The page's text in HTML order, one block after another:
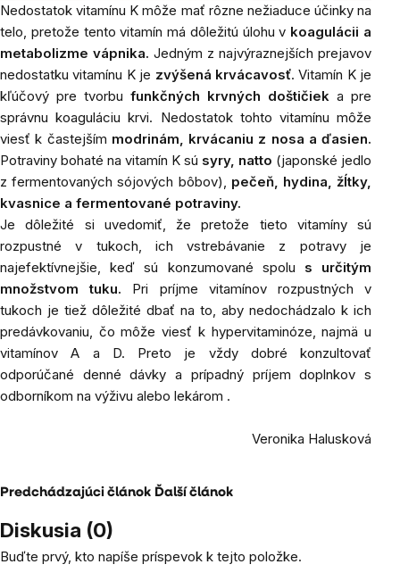
Nedostatokvitamínu K môže mať rôzne nežiaduce účinky na
telo, pretože tento vitamín má dôležitú úlohu v koagulácii a
metabolizme vápnika. Jedným z najvýraznejších prejavov
nedostatku vitamínu K je zvýšená krvácavosť. Vitamín K je
kľúčový pre tvorbu funkčných krvných doštičiek a pre
správnu koaguláciu krvi. Nedostatok tohto vitamínu môže
viesť k častejším modrinám, krvácaniu z nosa a ďasien.
Potraviny bohaté na vitamín K sú syry, natto (japonské jedlo
z fermentovaných sójových bôbov), pečeň, hydina, žĺtky,
kvasnice a fermentované potraviny.
Je dôležité si uvedomiť, že pretože tieto vitamíny sú
rozpustné v tukoch, ich vstrebávanie z potravy je
najefektívnejšie, keď sú konzumované spolu s určitým
množstvom tuku. Pri príjme vitamínov rozpustných v
tukoch je tiež dôležité dbať na to, aby nedochádzalo k ich
predávkovaniu, čo môže viesť k hypervitaminóze, najmä u
vitamínov A a D. Preto je vždy dobré konzultovať
odporúčané denné dávky a prípadný príjem doplnkov s
odborníkom na výživu alebo lekárom .
Veronika Halusková
Predchádzajúci článok Ďalší článok
Diskusia (0)
Buďte prvý, kto napíše príspevok k tejto položke.